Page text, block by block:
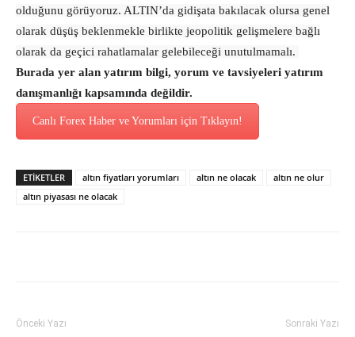
olduğunu görüyoruz. ALTIN’da gidişata bakılacak olursa genel
olarak düşüş beklenmekle birlikte jeopolitik gelişmelere bağlı
olarak da geçici rahatlamalar gelebileceği unutulmamalı.
Burada yer alan yatırım bilgi, yorum ve tavsiyeleri yatırım
danışmanlığı kapsamında değildir.
Canlı Forex Haber ve Yorumları için Tıklayın!
ETİKETLER altın fiyatları yorumları altın ne olacak
altın ne olur
altın piyasası ne olacak
Önceki Yazı Sonraki Yazı